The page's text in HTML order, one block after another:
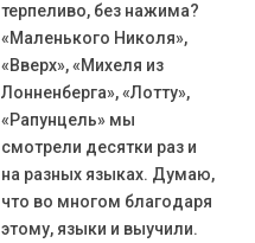
терпеливо, без нажима?
«Маленького Николя»,
«Вверх», «Михеля из
Лонненберга», «Лотту»,
«Рапунцель» мы
смотрели десятки раз и
на разных языках. Думаю,
что во многом благодаря
этому, языки и выучили.